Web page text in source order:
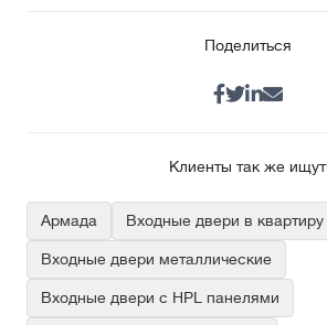
Поделиться
Клиенты так же ищут
Армада Входные двери в квартиру
Входные двери металлические
Входные двери с HPL панелями